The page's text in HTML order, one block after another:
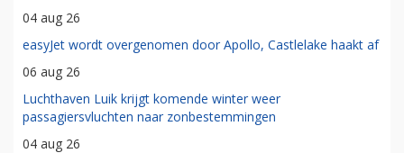
04 aug 26
easyJet wordt overgenomen door Apollo, Castlelake haakt af
06 aug 26
Luchthaven Luik krijgt komende winter weer
passagiersvluchten naar zonbestemmingen
04 aug 26